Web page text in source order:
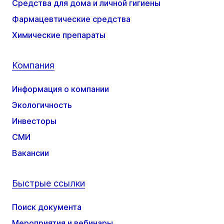
Средства для дома и личной гигиены
Фармацевтические средства
Химические препараты
Компания
Информация о компании
Экологичность
Инвесторы
СМИ
Вакансии
Быстрые ссылки
Поиск документа